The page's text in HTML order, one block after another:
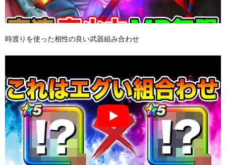
時渡りを使った相性の良い武器組み合わせ